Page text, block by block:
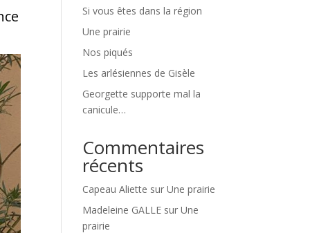
Si vous êtes dans la région
Une prairie
Nos piqués
Les arlésiennes de Gisèle
Georgette supporte mal la
canicule…
Commentaires
récents
Capeau Aliette surUne prairie
Madeleine GALLE surUne
prairie